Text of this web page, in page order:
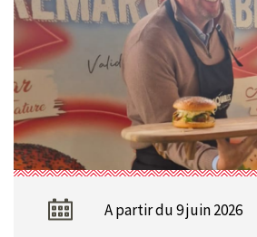
A partir du 9 juin 2026